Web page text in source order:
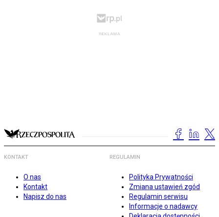
KONTAKT
O nas
Kontakt
Napisz do nas
REGULAMIN
Polityka Prywatności
Zmiana ustawień zgód
Regulamin serwisu
Informacje o nadawcy